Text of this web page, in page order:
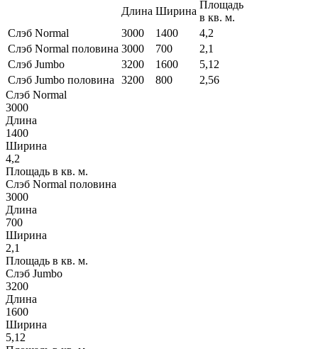
Длина Ширина
Площадь
в кв. м.
Слэб Normal
3000 1400
4,2
Слэб Normal половина 3000 700
2,1
Слэб Jumbo
3200 1600
5,12
Слэб Jumbo половина
3200 800
2,56
Слэб Normal
3000
Длина
1400
Ширина
4,2
Площадь в кв. м.
Слэб Normal половина
3000
Длина
700
Ширина
2,1
Площадь в кв. м.
Слэб Jumbo
3200
Длина
1600
Ширина
5,12